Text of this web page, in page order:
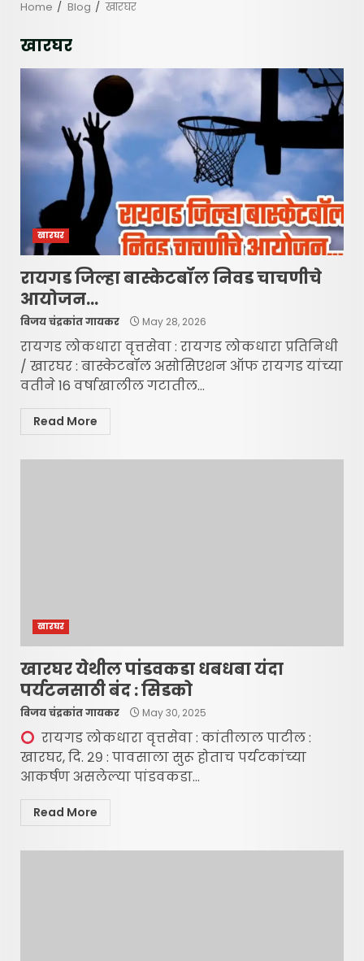
Home Blog खारघर
खारघर
खारघर
रायगड जिल्हा बास्केटबॉल निवड चाचणीचे
आयोजन…
विजय चंद्रकांत गायकर May 28, 2026
रायगड लोकधारा वृत्तसेवा : रायगड लोकधारा प्रतिनिधी
/ खारघर : बास्केटबॉल असोसिएशन ऑफ रायगड यांच्या
वतीने 16 वर्षाखालील गटातील...
Read More
खारघर
खारघर येथील पांडवकडा धबधबा यंदा
पर्यटनसाठी बंद : सिडको
विजय चंद्रकांत गायकर May 30, 2025
रायगड लोकधारा वृत्तसेवा : कांतीलाल पाटील :
खारघर, दि. २९ : पावसाला सुरू होताच पर्यटकांच्या
आकर्षण असलेल्या पांडवकडा...
Read More